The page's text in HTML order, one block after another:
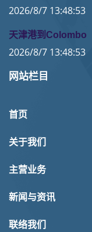
2026/8/7 13:48:53
天津港到Colombo
2026/8/7 13:48:53
网站栏目
首页
关于我们
主营业务
新闻与资讯
联络我们